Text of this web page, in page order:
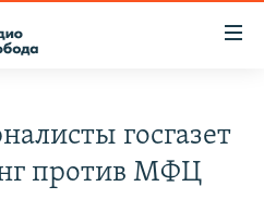
госгазет
против МФЦ